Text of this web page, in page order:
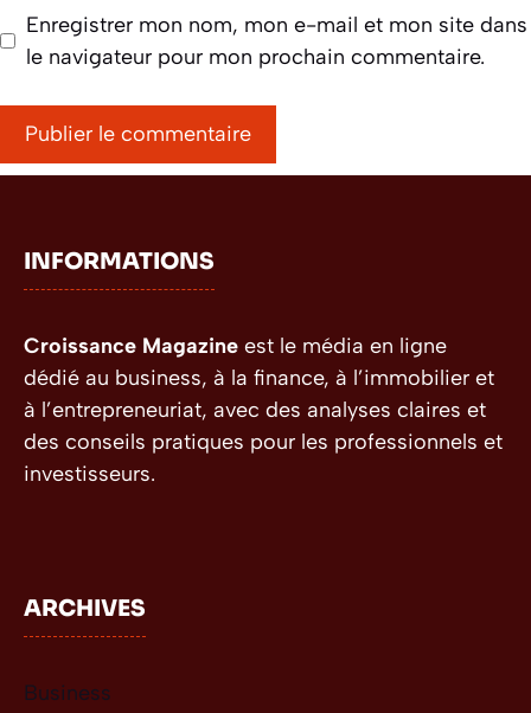
Enregistrer mon nom, mon e-mail et mon site dans
le navigateur pour mon prochain commentaire.
INFORMATIONS
Croissance Magazine est le média en ligne
dédié au business, à la finance, à l’immobilier et
à l’entrepreneuriat, avec des analyses claires et
des conseils pratiques pour les professionnels et
investisseurs.
ARCHIVES
Business